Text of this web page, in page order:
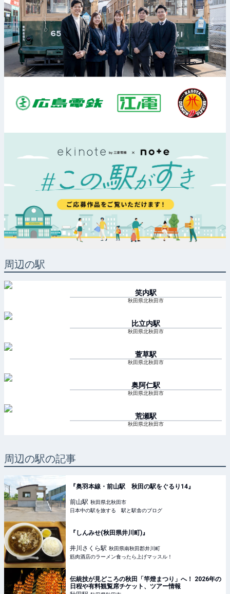
周辺の駅
笑内駅
秋田県北秋田市
比立内駅
秋田県北秋田市
萱草駅
秋田県北秋田市
奥阿仁駅
秋田県北秋田市
荒瀬駅
秋田県北秋田市
周辺の駅の記事
『奥羽本線・前山駅 秋田の駅をぐるり14』
前山駅 秋田県北秋田市
日本中の駅を旅する 駅と駅舎のブログ
『しんみせ(秋田県井川町)』
井川さくら駅 秋田県南秋田郡井川町
筋肉酒店のラーメン食ったら上げマッスル！
伝統技が見どころの秋田「竿燈まつり」へ！ 2026年の
日程や有料観覧席チケット、ツアー情報